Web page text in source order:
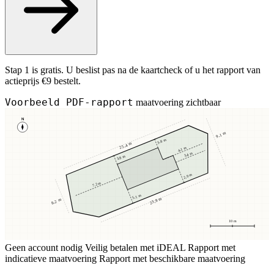
Stap 1 is gratis. U beslist pas na de kaartcheck of u het rapport van
actieprijs €9 bestelt.
Voorbeeld PDF-rapport maatvoering zichtbaar
N
10 m
3,8 m
3,8 m
5,1 m
2,9 m
7,2 m
3,4 m
4,1 m
25,4 m
23,8 m
8,2 m
9,1 m
Geen account nodig Veilig betalen met iDEAL Rapport met
indicatieve maatvoering Rapport met beschikbare maatvoering